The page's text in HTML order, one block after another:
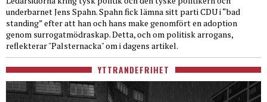
underbarnet Jens Spahn. Spahn fick lämna sitt parti CDU i “bad
standing” efter att han och hans make genomfört en adoption
genom surrogatmödraskap. Detta, och om politisk arrogans,
reflekterar "Palsternacka" om i dagens artikel.
YTTRANDEFRIHET